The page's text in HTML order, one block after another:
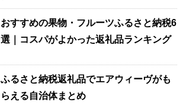
おすすめの果物・フルーツふるさと納税6
選｜コスパがよかった返礼品ランキング
ふるさと納税返礼品でエアウィーヴがも
らえる自治体まとめ